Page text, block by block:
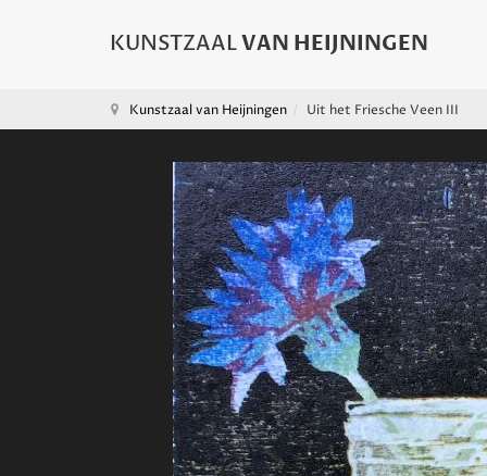
Kunstzaal van Heijningen Uit het Friesche Veen III